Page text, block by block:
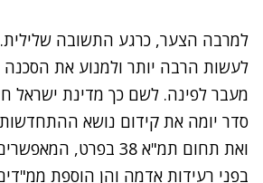
למרבה הצער, כרגע התשובה
לעשות הרבה יותר ולמנוע את הסכנה
מעבר לפינה. לשם כך מדינת ישראל
סדר יומה את קידום נושא ההתחדשות
ואת תחום תמ"א 38 בפרט,
בפני רעידות אדמה והן הוספת